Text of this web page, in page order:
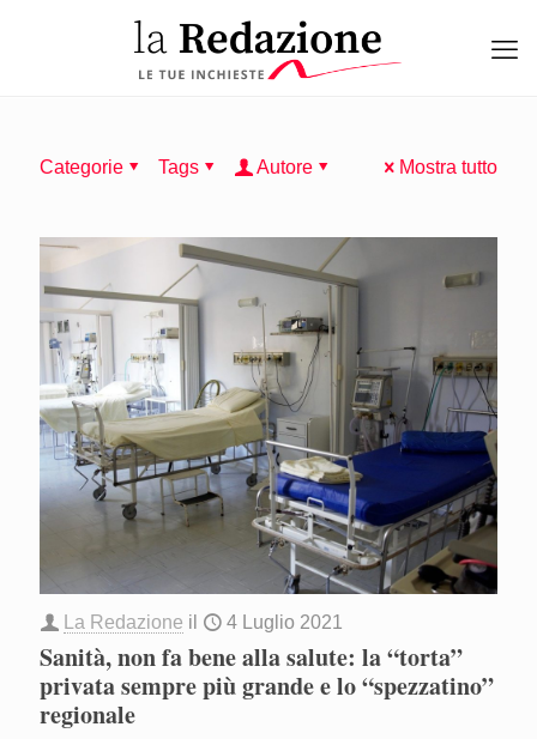
Categorie Tags Autore Mostra tutto
La Redazione il 4 Luglio 2021
Sanità, non fa bene alla salute: la “torta”
privata sempre più grande e lo “spezzatino”
regionale